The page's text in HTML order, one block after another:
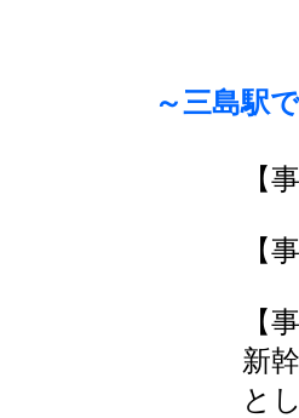
～三島駅
【
【
【
新
と